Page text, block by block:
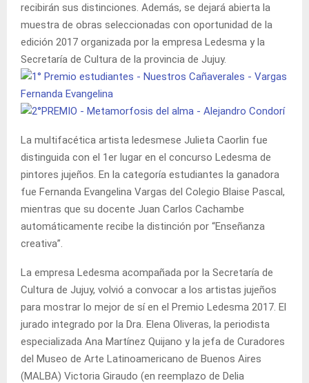
recibirán sus distinciones. Además, se dejará abierta la
muestra de obras seleccionadas con oportunidad de la
edición 2017 organizada por la empresa Ledesma y la
Secretaría de Cultura de la provincia de Jujuy.
La multifacética artista ledesmese Julieta Caorlin fue
distinguida con el 1er lugar en el concurso Ledesma de
pintores jujeños. En la categoría estudiantes la ganadora
fue Fernanda Evangelina Vargas del Colegio Blaise Pascal,
mientras que su docente Juan Carlos Cachambe
automáticamente recibe la distinción por “Enseñanza
creativa”.
La empresa Ledesma acompañada por la Secretaría de
Cultura de Jujuy, volvió a convocar a los artistas jujeños
para mostrar lo mejor de sí en el Premio Ledesma 2017. El
jurado integrado por la Dra. Elena Oliveras, la periodista
especializada Ana Martínez Quijano y la jefa de Curadores
del Museo de Arte Latinoamericano de Buenos Aires
(MALBA) Victoria Giraudo (en reemplazo de Delia